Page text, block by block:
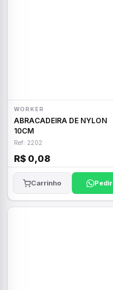
WORKER
ABRACADEIRA DE NYLON
10CM
Ref: 2202
R$ 0,08
Carrinho Pedir